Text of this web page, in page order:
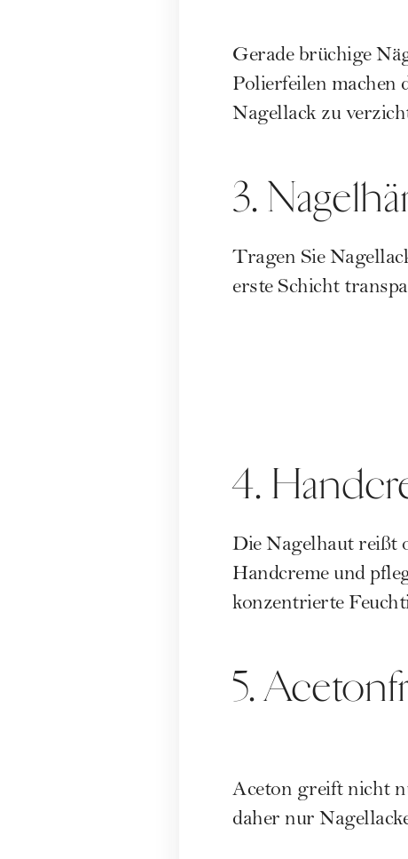
Gerade brüchige
Polierfeilen machen
Nagellack zu
3.
Tragen Sie
erste Schicht
4.
Die Nagelhaut reißt
Handcreme und
konzentrierte
5.
Aceton greift nicht
daher nur